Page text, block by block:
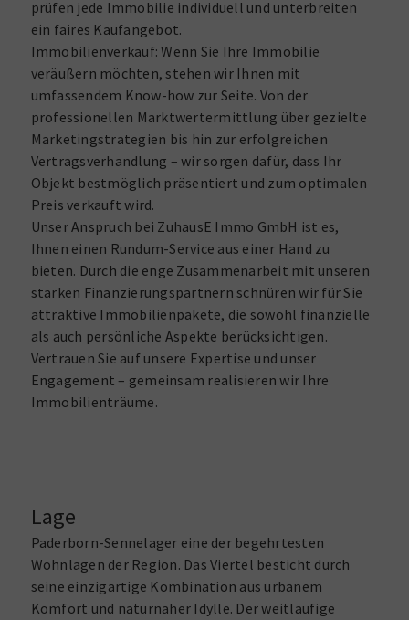
prüfen jede Immobilie individuell und unterbreiten
ein faires Kaufangebot.
Immobilienverkauf: Wenn Sie Ihre Immobilie
veräußern möchten, stehen wir Ihnen mit
umfassendem Know-how zur Seite. Von der
professionellen Marktwertermittlung über gezielte
Marketingstrategien bis hin zur erfolgreichen
Vertragsverhandlung – wir sorgen dafür, dass Ihr
Objekt bestmöglich präsentiert und zum optimalen
Preis verkauft wird.​
Unser Anspruch bei ZuhausE Immo GmbH ist es,
Ihnen einen Rundum-Service aus einer Hand zu
bieten. Durch die enge Zusammenarbeit mit unseren
starken Finanzierungspartnern schnüren wir für Sie
attraktive Immobilienpakete, die sowohl finanzielle
als auch persönliche Aspekte berücksichtigen.
Vertrauen Sie auf unsere Expertise und unser
Engagement – gemeinsam realisieren wir Ihre
Immobilienträume.​
Lage
Paderborn-Sennelager eine der begehrtesten
Wohnlagen der Region. Das Viertel besticht durch
seine einzigartige Kombination aus urbanem
Komfort und naturnaher Idylle. Der weitläufige